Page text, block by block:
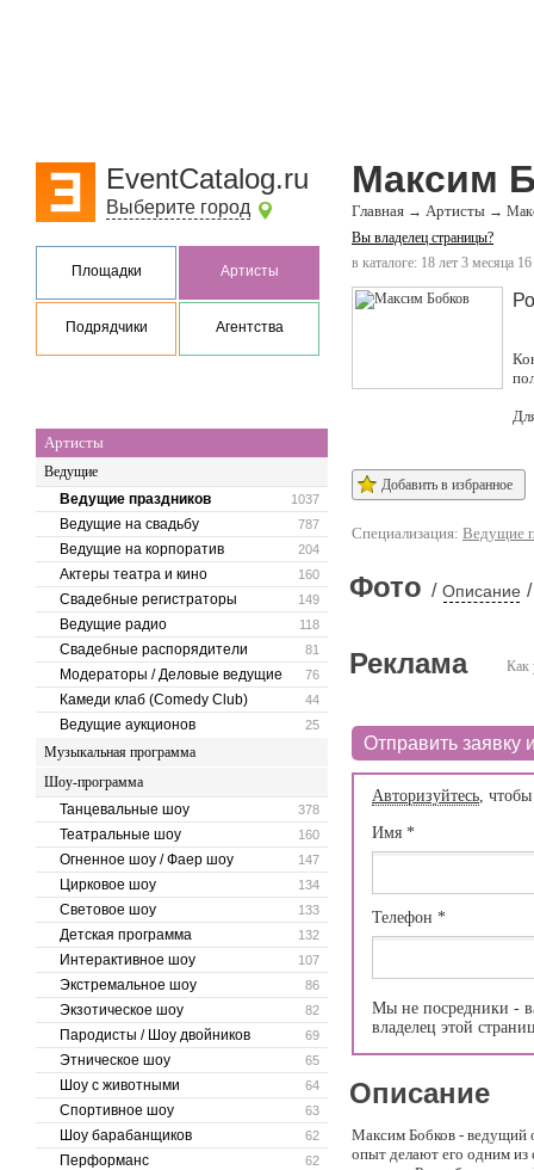
EventCatalog.ru
Выберите город
Площадки Артисты
Подрядчики Агентства
Артисты
Ведущие
1037
Ведущие праздников
787
Ведущие на свадьбу
204
Ведущие на корпоратив
160
Актеры театра и кино
149
Свадебные регистраторы
118
Ведущие радио
81
Свадебные распорядители
76
Модераторы / Деловые ведущие
44
Камеди клаб (Comedy Club)
25
Ведущие аукционов
Музыкальная программа
Шоу-программа
378
Танцевальные шоу
160
Театральные шоу
147
Огненное шоу / Фаер шоу
134
Цирковое шоу
133
Световое шоу
132
Детская программа
107
Интерактивное шоу
86
Экстремальное шоу
82
Экзотическое шоу
69
Пародисты / Шоу двойников
65
Этническое шоу
64
Шоу с животными
63
Спортивное шоу
62
Шоу барабанщиков
62
Перформанс
Максим
Главная → Артисты →
Вы владелец страницы?
в каталоге: 18 лет 3 месяца
Добавить в избранное
Специализация: Ведущие
Фото / Описание /
Как
Реклама
Отправить заявку
Авторизуйтесь,
Имя *
Телефон *
Мы не посредники -
владелец этой
Описание
Максим Бобков - ведущий
опыт делают его одним